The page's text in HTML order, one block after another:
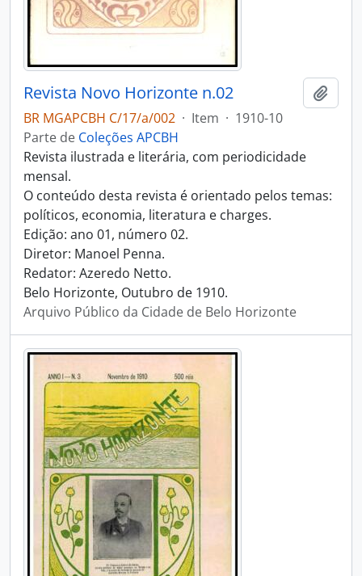
Revista Novo Horizonte n.02
BR MGAPCBH C/17/a/002 · Item · 1910-10
Parte de Coleções APCBH
Revista ilustrada e literária, com periodicidade
mensal.
O conteúdo desta revista é orientado pelos temas:
políticos, economia, literatura e charges.
Edição: ano 01, número 02.
Diretor: Manoel Penna.
Redator: Azeredo Netto.
Belo Horizonte, Outubro de 1910.
Arquivo Público da Cidade de Belo Horizonte